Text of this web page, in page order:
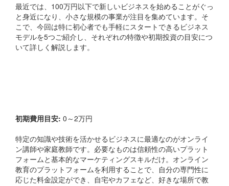
最近では、100万円以下で新しいビジネスを始めることがぐっ
と身近になり、小さな規模の事業が注目を集めています。そ
こで、今回は特に初心者でも手軽にスタートできるビジネス
モデルを5つご紹介し、それぞれの特徴や初期投資の目安につ
いて詳しく解説します。
初期費用目安: 0～2万円
特定の知識や技術を活かせるビジネスに最適なのがオンライ
ン講師や家庭教師です。必要なものは信頼性の高いプラット
フォームと基本的なマーケティングスキルだけ。オンライン
教育のプラットフォームを利用することで、自分の専門性に
応じた料金設定ができ、自宅やカフェなど、好きな場所で教